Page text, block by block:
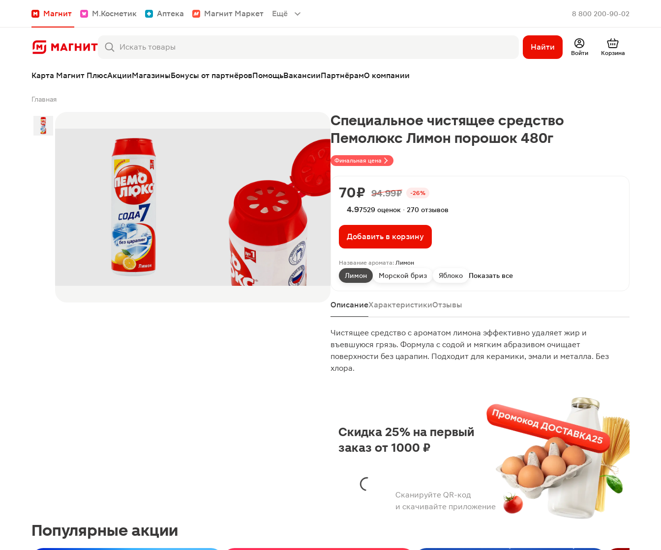
Магнит М.Косметик Аптека Магнит Маркет Ещё 8 800 200-90-02
Найти
Войти Корзина
Карта Магнит ПлюсАкцииМагазиныБонусы от партнёровПомощьВакансииПартнёрамО компании
Главная
Финальная цена
Специальное чистящее средство
Пемолюкс Лимон порошок 480г
70 ₽ 94.99 ₽ -26%
4.97529 оценок · 270 отзывов
Добавить в корзину
Название аромата: Лимон
Лимон Морской бриз Яблоко Показать все
ОписаниеХарактеристикиОтзывы
Чистящее средство с ароматом лимона эффективно удаляет жир и
въевшуюся грязь. Формула с содой и мягким абразивом очищает
поверхности без царапин. Подходит для керамики, эмали и металла. Без
хлора.
Сканируйте QR-код
и скачивайте приложение
Скидка 25% на первый
заказ от 1000 ₽
Популярные акции